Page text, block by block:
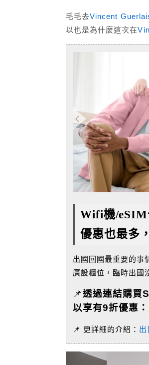
毛毛去Vincent
以也是為什麼這次在
Wifi機/eSIM
優惠也最多，
出國回國最重要的事
廣設櫃位，臨時出國
📌透過連結購買
以享有9折優惠：
📌 更詳細的介紹： 出